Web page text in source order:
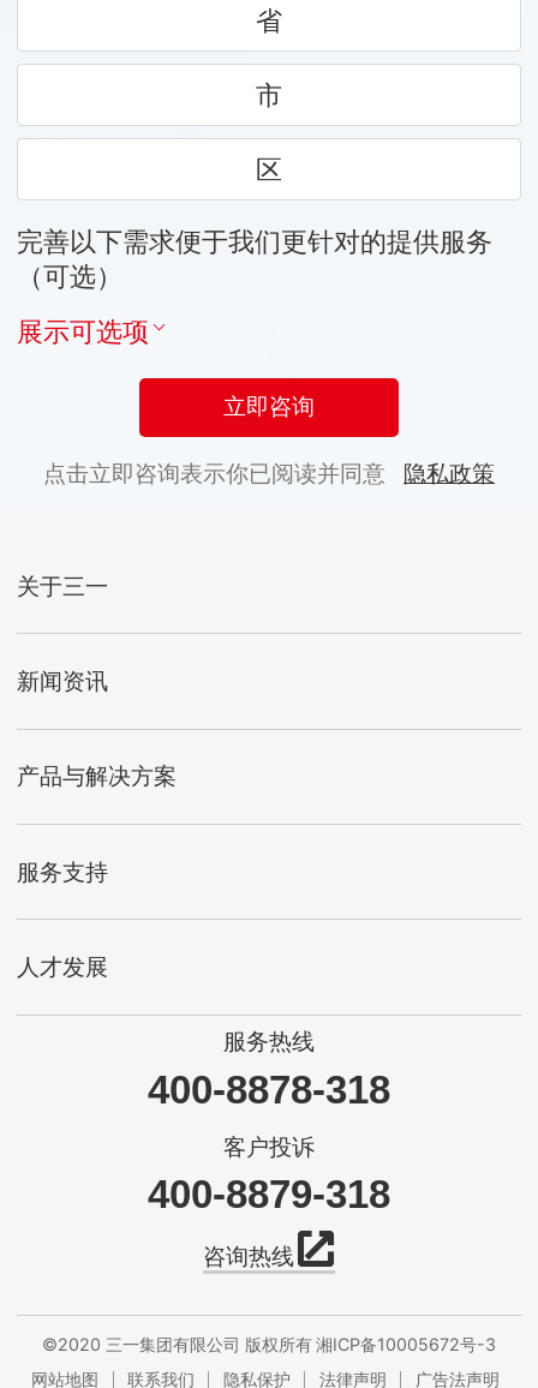
省
市
区
完善以下需求便于我们更针对的提供服务
（可选）
展示可选项
立即咨询
点击立即咨询表示你已阅读并同意 隐私政策
关于三一
新闻资讯
产品与解决方案
服务支持
人才发展
服务热线
400-8878-318
客户投诉
400-8879-318
咨询热线
©2020 三一集团有限公司 版权所有湘ICP备10005672号-3
网站地图
联系我们 隐私保护 法律声明 广告法声明